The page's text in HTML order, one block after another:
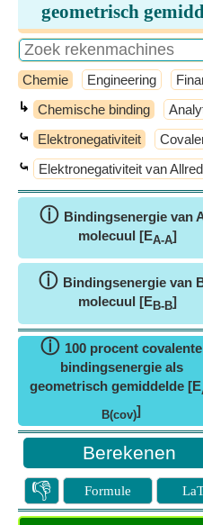
geometrisch
Chemie Engineering
↳ Chemische binding
⤿ Elektronegativiteit
⤿ Elektronegativiteit van
ⓘ Bindingsenergie van
molecuul [EA-A]
ⓘ Bindingsenergie van
molecuul [EB-B]
ⓘ 100 procent covalente
bindingsenergie als
geometrisch gemiddelde [E
B(cov)]
👎 Formule